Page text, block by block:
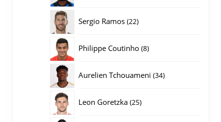
Sergio Ramos 2222
Philippe Coutinho 88
Aurelien Tchouameni 3434
Leon Goretzka 2525